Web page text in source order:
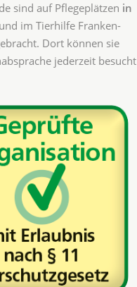
sind auf Pflegeplätzen in
und im Tierhilfe Franken-
Dort können sie
jederzeit besucht